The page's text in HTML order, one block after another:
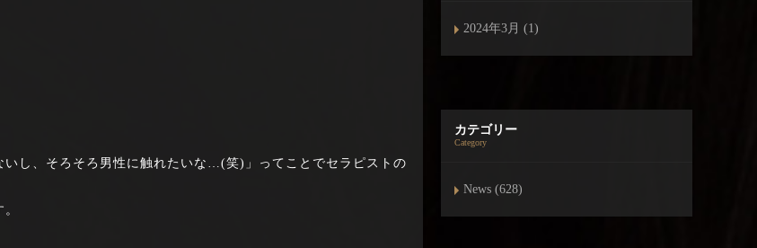
し、そろそろ男性に触れたいな…(笑)」ってことでセラピストの
2024年3月 (1)
カテゴリー
Category
News (628)